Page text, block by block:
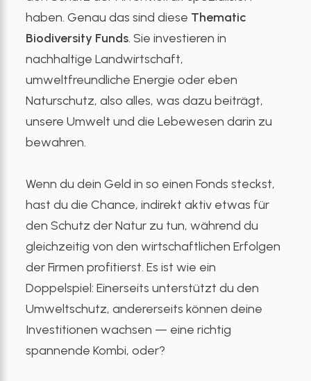
haben. Genau das sind diese Thematic
Biodiversity Funds. Sie investieren in
nachhaltige Landwirtschaft,
umweltfreundliche Energie oder eben
Naturschutz, also alles, was dazu beiträgt,
unsere Umwelt und die Lebewesen darin zu
bewahren.
Wenn du dein Geld in so einen Fonds steckst,
hast du die Chance, indirekt aktiv etwas für
den Schutz der Natur zu tun, während du
gleichzeitig von den wirtschaftlichen Erfolgen
der Firmen profitierst. Es ist wie ein
Doppelspiel: Einerseits unterstützt du den
Umweltschutz, andererseits können deine
Investitionen wachsen — eine richtig
spannende Kombi, oder?